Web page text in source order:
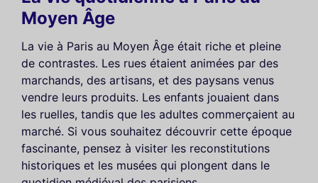
Moyen Âge
La vie à Paris au Moyen Âge était riche et pleine
de contrastes. Les rues étaient animées par des
marchands, des artisans, et des paysans venus
vendre leurs produits. Les enfants jouaient dans
les ruelles, tandis que les adultes commerçaient au
marché. Si vous souhaitez découvrir cette époque
fascinante, pensez à visiter les reconstitutions
historiques et les musées qui plongent dans le